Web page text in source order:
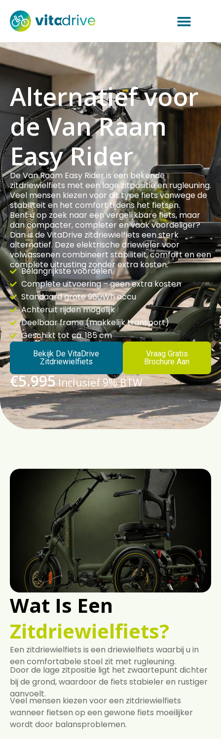
Alternatief voor
de Van Raam
Easy Rider
De Van Raam Easy Rider is een bekende
zitdriewielfiets met een lage zitpositie en rugleuning.
Veel mensen kiezen voor dit type fiets vanwege de
stabiliteit en het comfort tijdens het fietsen.
Bent u op zoek naar een vergelijkbare fiets, maar
dan compacter, completer en vaak voordeliger?
Dan is de VitaDrive zitdriewielfiets een sterk
alternatief. Deze elektrische driewieler voor
volwassenen combineert stabiliteit, comfort en een
complete uitrusting zonder extra kosten.
Belangrijkste voordelen
Complete uitvoering – geen extra kosten
Standaard grote 960Wh accu
Achteruit rijden mogelijk
Deelbaar frame (makkelijk transport)
Geschikt tot ca. 185 cm
Bekijk De VitaDrive
Zitdriewielfiets
Vraag Gratis
Brochure Aan
€5.995Inclusief 9% BTW
Wat Is Een
Zitdriewielfiets?
Een zitdriewielfiets is een driewielfiets waarbij u in
een comfortabele stoel zit met rugleuning.
Door de lage zitpositie ligt het zwaartepunt dichter
bij de grond, waardoor de fiets stabieler en rustiger
aanvoelt.
Veel mensen kiezen voor een zitdriewielfiets
wanneer fietsen op een gewone fiets moeilijker
wordt door balansproblemen.